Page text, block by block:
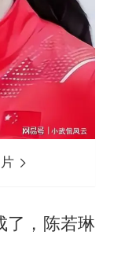
了，陈若琳